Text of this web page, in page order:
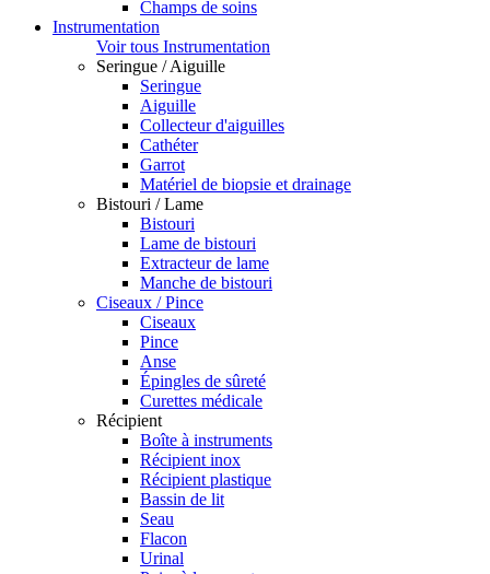
Champs de soins
Instrumentation
Voir tous Instrumentation
Seringue / Aiguille
Seringue
Aiguille
Collecteur d'aiguilles
Cathéter
Garrot
Matériel de biopsie et drainage
Bistouri / Lame
Bistouri
Lame de bistouri
Extracteur de lame
Manche de bistouri
Ciseaux / Pince
Ciseaux
Pince
Anse
Épingles de sûreté
Curettes médicale
Récipient
Boîte à instruments
Récipient inox
Récipient plastique
Bassin de lit
Seau
Flacon
Urinal